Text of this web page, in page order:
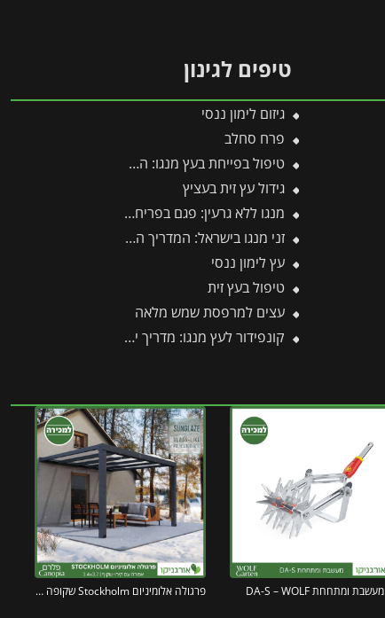
טיפים לגינון
גיזום לימון ננסי
פרח סחלב
טיפול בפייחת בעץ מנגו: המדריך המלא לחיסול השכבה השחורה
גידול עץ זית בעציץ
מנגו ללא גרעין: פגם בפריחה או יתרון אקזוטי?
זני מנגו בישראל: המדריך המלא לזנים נדירים, מקומיים ובינלאומיים
עץ לימון ננסי
טיפול בעץ זית
עצים למרפסת שמש מלאה
קונפידור לעץ מנגו: מדריך יישום, מינונים ודגשי בטיחות חיוניים
מעשבת ומתחחת DA-S – WOLF פרגולה אלומיניום Stockholm שקופה 3.4X3.7 עיצוב מודרני מבית Canopia